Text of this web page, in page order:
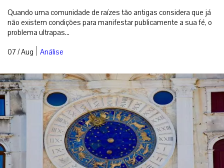
Quando uma comunidade de raízes tão antigas considera que já
não existem condições para manifestar publicamente a sua fé, o
problema ultrapas...
07 / Aug | Análise